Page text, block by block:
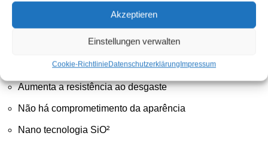
Akzeptieren
Einstellungen verwalten
Cookie-RichtlinieDatenschutzerklärungImpressum
Invisível (sem alteração do aspecto)
Propriedades anti-aderentes fortes
Protecção contra manchas
Aumenta a resistência ao desgaste
Não há comprometimento da aparência
Nano tecnologia SiO²